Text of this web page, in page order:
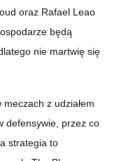
oraz Rafael Leao
będą
nie martwię się
z udziałem
defensywie, przez co
strategia to